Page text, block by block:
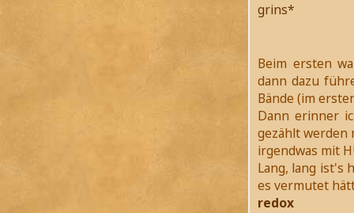
grins*
Beim ersten
dann dazu
Bände (im
Dann erinner
gezählt werden
irgendwas mit
Lang, lang ist's
es vermutet
redox